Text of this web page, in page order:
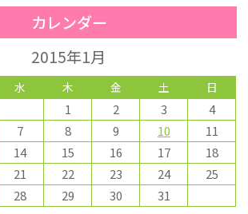
カレンダー
2015年1月
水 木 金 土 日
1 2 3
4
7 8 9 10
11
14 15 16 17
18
21 22 23 24
25
28 29 30 31